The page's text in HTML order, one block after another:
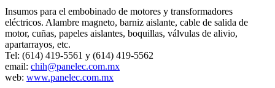
Insumos para el embobinado de motores y transformadores
eléctricos. Alambre magneto, barniz aislante, cable de salida de
motor, cuñas, papeles aislantes, boquillas, válvulas de alivio,
apartarrayos, etc.
Tel: (614) 419-5561 y (614) 419-5562
email: chih@panelec.com.mx
web: www.panelec.com.mx